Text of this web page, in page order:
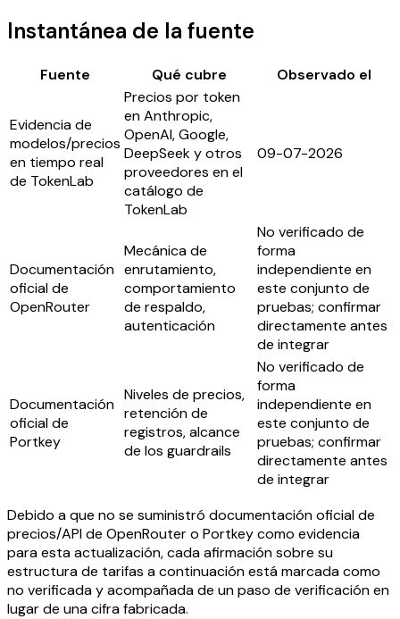
Instantánea de la fuente
Fuente Qué cubre Observado el
Evidencia de
modelos/precios
en tiempo real
de TokenLab
Precios por token
en Anthropic,
OpenAI, Google,
DeepSeek y otros
proveedores en el
catálogo de
TokenLab
09-07-2026
Documentación
oficial de
OpenRouter
Mecánica de
enrutamiento,
comportamiento
de respaldo,
autenticación
No verificado de
forma
independiente en
este conjunto de
pruebas; confirmar
directamente antes
de integrar
Documentación
oficial de
Portkey
Niveles de precios,
retención de
registros, alcance
de los guardrails
No verificado de
forma
independiente en
este conjunto de
pruebas; confirmar
directamente antes
de integrar
Debido a que no se suministró documentación oficial de
precios/API de OpenRouter o Portkey como evidencia
para esta actualización, cada afirmación sobre su
estructura de tarifas a continuación está marcada como
no verificada y acompañada de un paso de verificación en
lugar de una cifra fabricada.